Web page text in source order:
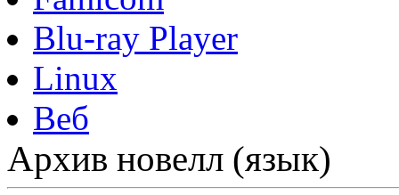
Blu-ray Player
Linux
Веб
Архив новелл (язык)